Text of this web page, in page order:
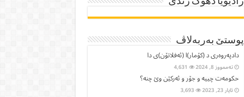
پوستێ بەربەلاڤ
دادپەروەری د (کۆمار)ا (ئەفلاتۆن)ی دا
تەممووز 8, 2024 4,631
حکومەت چییە و جۆر و ئەرکێن وێ چنە؟
ئایار 23, 2023
3,693